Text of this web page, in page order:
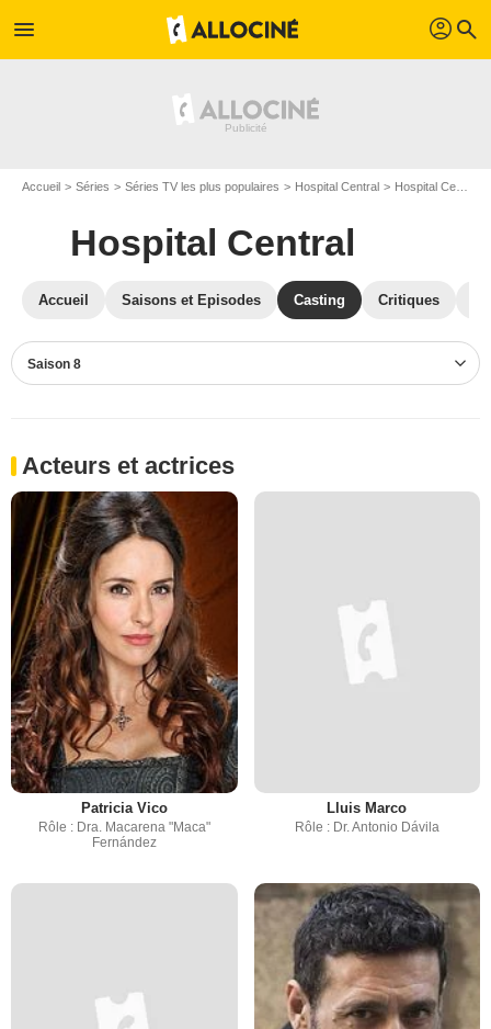
menu profil search
Accueil Séries Séries TV les plus populaires Hospital Central Hospital Central S08
Hospital Central
Accueil Saisons et Episodes Casting Critiques
Saison 8
Acteurs et actrices
Patricia Vico
Rôle : Dra. Macarena "Maca"
Fernández
Lluis Marco
Rôle : Dr. Antonio Dávila